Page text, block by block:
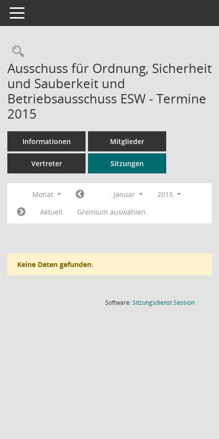
Toggle navigation
Rechercheauswahl
Ausschuss für Ordnung, Sicherheit
und Sauberkeit und
Betriebsausschuss ESW - Termine
2015
Informationen Mitglieder
Vertreter Sitzungen
Monat Januar
2015
Aktuell
Gremium auswählen
Keine Daten gefunden.
Software:SitzungsdienstSession(Wird in